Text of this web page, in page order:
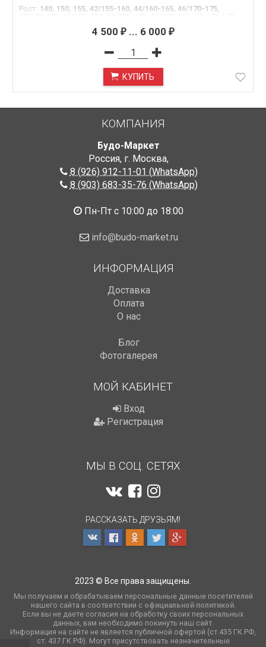
Рост: 140, 150, 155, 42/155-160, 44/160-165, 46/170-175,
4 500 ₽... 6 000 ₽
КУПИТЬ
КОМПАНИЯ
Будо-Маркет
Россия, г. Москва,
8 (926) 912-11-01 (WhatsApp)
8 (903) 683-35-76 (WhatsApp)
Пн-Пт с 10:00 до 18:00
info@budo-market.ru
ИНФОРМАЦИЯ
Доставка
Оплата
О нас
Блог
Фотогалерея
МОЙ КАБИНЕТ
Вход
Регистрация
МЫ В СОЦ. СЕТЯХ
РАССКАЗАТЬ ДРУЗЬЯМ!
2023 © Все права защищены.
Мы получаем и обрабатываем персональные данные посетителей
нашего сайта в соответствии с официальной политикой.
Если вы не даете согласия на обработку своих персональных
данных, вам необходимо покинуть наш сайт.
Информация на сайте не является публичной офертой (ст.435 ГК РФ,
cт. 437 ГК РФ). Могут присутствовать незначительные